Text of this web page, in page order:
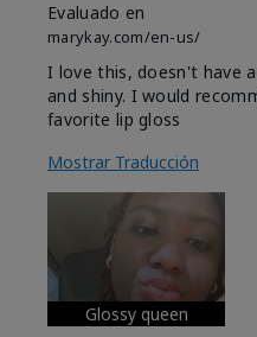
Evaluado en
marykay.com/en-us/
I love this, doesn't have
and shiny. I would
favorite lip gloss
Mostrar Traducción
Glossy queen